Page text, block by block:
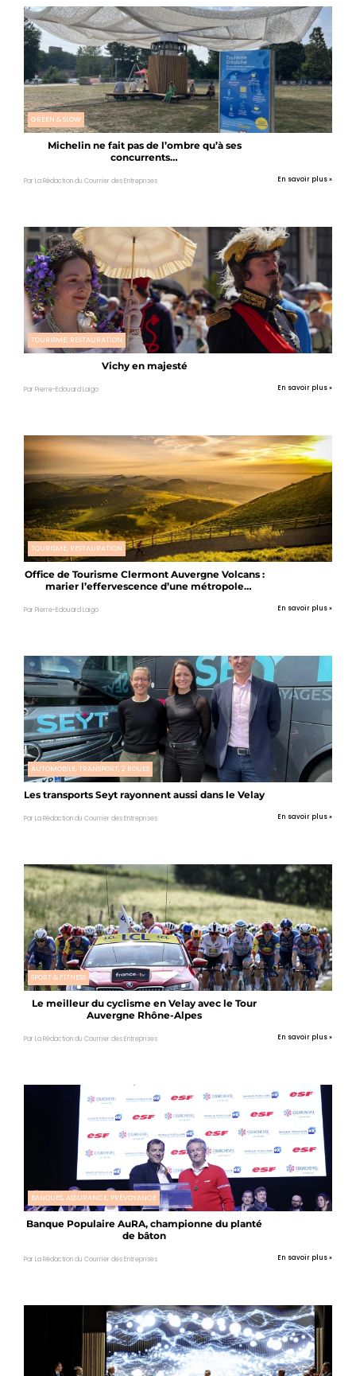
GREEN & SLOW
Michelin ne fait pas de l’ombre qu’à ses
concurrents…
Par La Rédaction du Courrier des Entreprises En savoir plus »
TOURISME, RESTAURATION
Vichy en majesté
Par Pierre-Edouard Laigo En savoir plus »
TOURISME, RESTAURATION
Office de Tourisme Clermont Auvergne Volcans :
marier l’effervescence d’une métropole
Par Pierre-Edouard Laigo En savoir plus »
AUTOMOBILE, TRANSPORT, 2 ROUES
Les transports Seyt rayonnent aussi dans le Velay
Par La Rédaction du Courrier des Entreprises En savoir plus »
SPORT & FITNESS
Le meilleur du cyclisme en Velay avec le Tour
Auvergne Rhône-Alpes
Par La Rédaction du Courrier des Entreprises En savoir plus »
BANQUES, ASSURANCE, PRÉVOYANCE
Banque Populaire AuRA, championne du planté
de bâton
Par La Rédaction du Courrier des Entreprises En savoir plus »